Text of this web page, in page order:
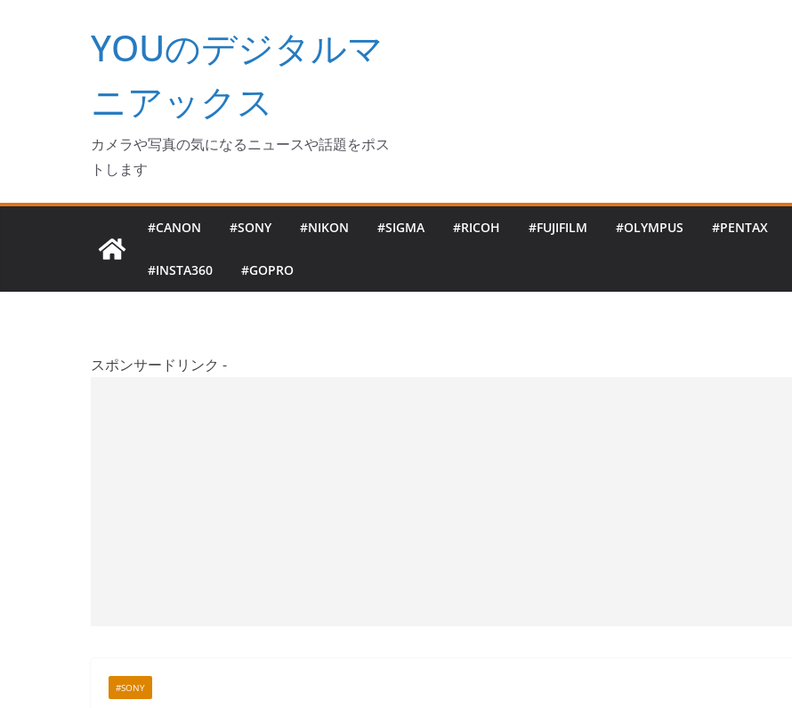
ッ
YOUのデジタルマ
ニアックス
カメラや写真の気になるニュースや話題をポス
トします
#CANON #SONY #NIKON #SIGMA #RICOH #FUJIFILM #OLYMPUS #PENTAX
#INSTA360 #GOPRO
スポンサードリンク -
#SONY